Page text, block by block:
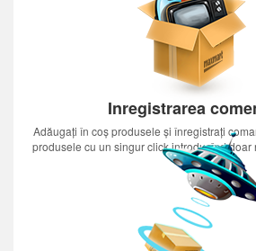
Inregistrarea
Adăugați în coș produsele și înregistrați
produsele cu un singur click introducînd doar